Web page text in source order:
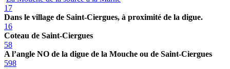
17
Dans le village de Saint-Ciergues, à proximité de la digue.
16
Coteau de Saint-Ciergues
58
A l’angle NO de la digue de la Mouche ou de Saint-Ciergues
598